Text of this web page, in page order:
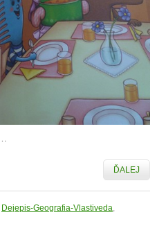
ĎALEJ
Dejepis-Geografia-Vlastiveda,